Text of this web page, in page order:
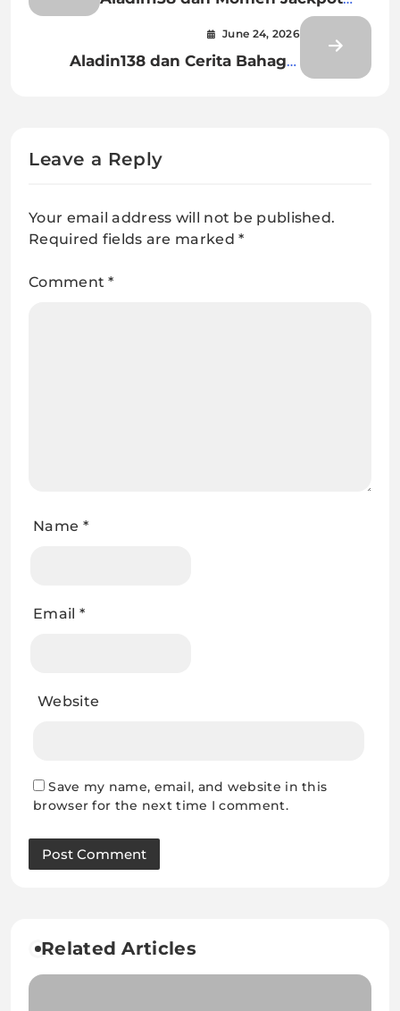
June 24, 2026
Aladin138 dan Cerita Bahagia
Leave a Reply
Your email address will not be published.
Required fields are marked*
Comment*
Name *
Email *
Website
Save my name, email, and website in this
browser for the next time I comment.
Related Articles